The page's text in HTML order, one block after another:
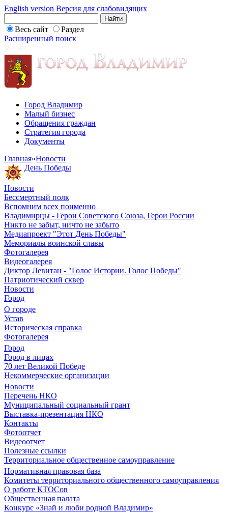
English version Версия для слабовидящих
Весь сайт
Раздел
Расширенный поиск
Город Владимир
Малый бизнес
Обращения граждан
Стратегия города
Документы
Главная»Новости
День Победы
Новости
Бессмертный полк
Вспомним всех поименно
Владимирцы - Герои Советского Союза, Герои России
Никто не забыт, ничто не забыто
Медиапроект "Этот День Победы"
Мемориалы воинской славы
Фотогалерея
Видеогалерея
Диктор Левитан - "Голос Истории. Голос Победы"
Патриотический сквер
Новости
Город
О городе
Устав
Историческая справка
Фотогалерея
Город
Город в лицах
70 лет Великой Победе
Некоммерческие организации
Новости
Перечень НКО
Муниципальный социальный грант
Выставка-презентация НКО
Контакты
Фотоотчет
Видеоотчет
Полезные ссылки
Территориальное общественное самоуправление
Нормативная правовая база
Комитеты территориального общественного самоуправления
О работе КТОСов
Общественная палата
Конкурс «Знай и люби родной Владимир»